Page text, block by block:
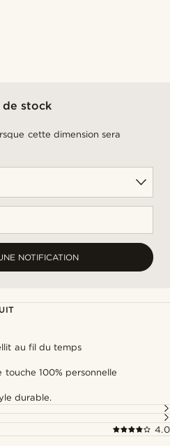
stock
cette dimension sera
NOTIFICATION
au fil du temps
100% personnelle
durable.
4.0